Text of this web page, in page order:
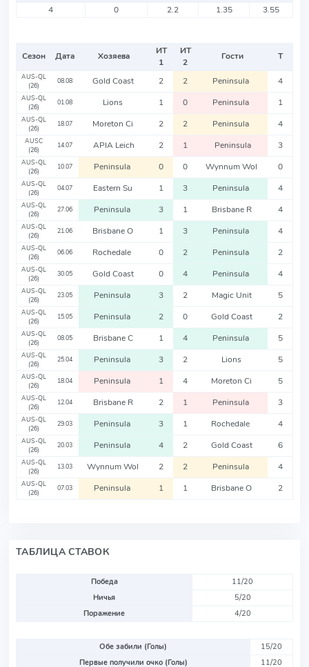
4
0 2.2 1.35 3.55
Сезон Дата Хозяева
ИТ
1
ИТ
2
Гости Т
AUS-QL
(26)
08.08 Gold Coast 2 2 Peninsula 4
AUS-QL
(26)
01.08 Lions 1 0 Peninsula 1
AUS-QL
(26)
18.07 Moreton Ci 2 2 Peninsula 4
AUSC
(26)
14.07 APIA Leich 2 1 Peninsula 3
AUS-QL
(26)
10.07 Peninsula 0 0 Wynnum Wol 0
AUS-QL
(26)
04.07 Eastern Su 1 3 Peninsula 4
AUS-QL
(26)
27.06 Peninsula 3 1 Brisbane R 4
AUS-QL
(26)
21.06 Brisbane O 1 3 Peninsula 4
AUS-QL
(26)
06.06 Rochedale 0 2 Peninsula 2
AUS-QL
(26)
30.05 Gold Coast 0 4 Peninsula 4
AUS-QL
(26)
23.05 Peninsula 3 2 Magic Unit 5
AUS-QL
(26)
15.05 Peninsula 2 0 Gold Coast 2
AUS-QL
(26)
08.05 Brisbane C 1 4 Peninsula 5
AUS-QL
(26)
25.04 Peninsula 3 2 Lions 5
AUS-QL
(26)
18.04 Peninsula 1 4 Moreton Ci 5
AUS-QL
(26)
12.04 Brisbane R 2 1 Peninsula 3
AUS-QL
(26)
29.03 Peninsula 3 1 Rochedale 4
AUS-QL
(26)
20.03 Peninsula 4 2 Gold Coast 6
AUS-QL
(26)
13.03 Wynnum Wol 2 2 Peninsula 4
AUS-QL
(26)
07.03 Peninsula 1 1 Brisbane O 2
ТАБЛИЦА СТАВОК
Победа
11/20
Ничья
5/20
Поражение
4/20
Обе забили (Голы)
15/20
Первые получили очко (Голы)
11/20